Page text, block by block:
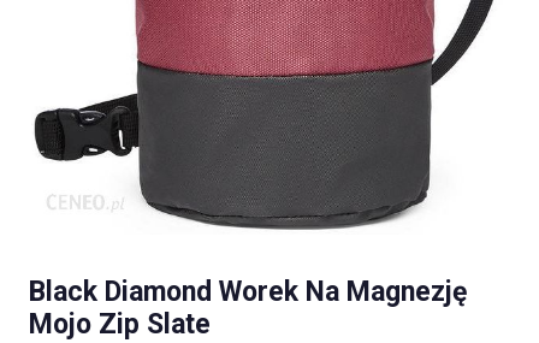
Black Diamond Worek Na Magnezję
Mojo Zip Slate